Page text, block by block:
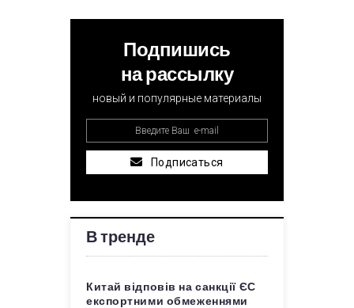
Подпишись
на рассылку
новый и популярные материалы
Подписаться
В тренде
Китай відповів на санкції ЄС
експортними обмеженнями